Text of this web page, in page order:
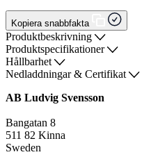
Kopiera snabbfakta
Produktbeskrivning
Produktspecifikationer
Hållbarhet
Nedladdningar & Certifikat
AB Ludvig Svensson
Bangatan 8
511 82 Kinna
Sweden